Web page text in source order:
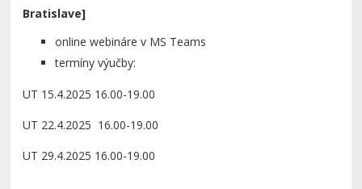
Bratislave]
online webináre v MS Teams
termíny výučby:
UT 15.4.2025 16.00-19.00
UT 22.4.2025 16.00-19.00
UT 29.4.2025 16.00-19.00